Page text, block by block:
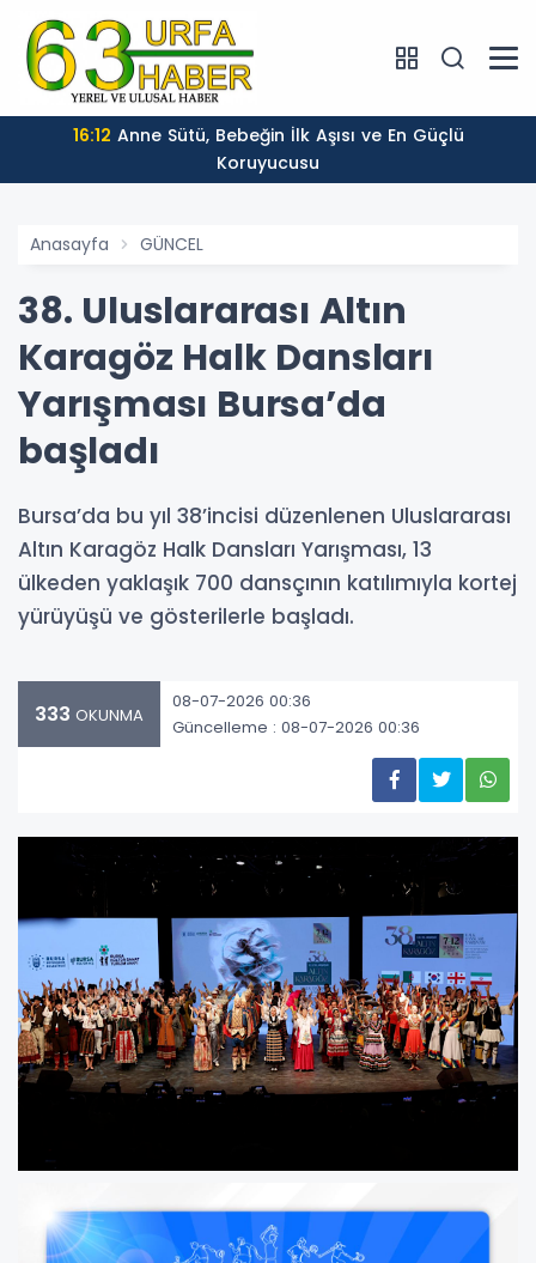
16:12
Koruyucusu
Anasayfa GÜNCEL
38. Uluslararası Altın
Karagöz Halk Dansları
Yarışması Bursa’da
başladı
Bursa’da bu yıl 38’incisi düzenlenen Uluslararası
Altın Karagöz Halk Dansları Yarışması, 13
ülkeden yaklaşık 700 dansçının katılımıyla kortej
yürüyüşü ve gösterilerle başladı.
333 OKUNMA
08-07-2026 00:36
Güncelleme : 08-07-2026 00:36